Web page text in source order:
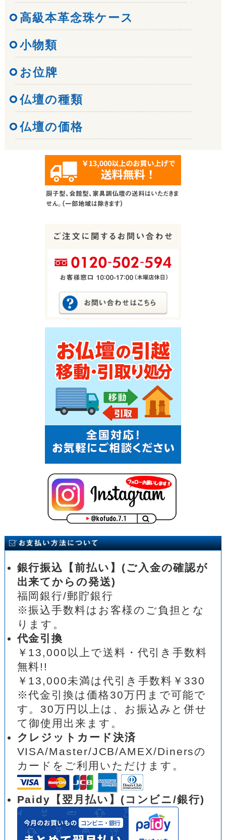
高級本革念珠ケース
小物類
お位牌
仏壇の種類
仏壇の価格
銀行振込【前払い】(ご入金の確認が
出来てからの発送)
福岡銀行/郵貯銀行
※振込手数料はお客様のご負担とな
ります。
代金引換
￥13,000以上で送料・代引き手数料
無料!!
￥13,000未満は代引き手数料￥330
※代金引換は価格30万円まで可能で
す。30万円以上は、お振込みと併せ
て御使用出来ます。
クレジットカード決済
VISA/Master/JCB/AMEX/Dinersの
カードをご利用いただけます。
Paidy【翌月払い】(コンビニ/銀行)